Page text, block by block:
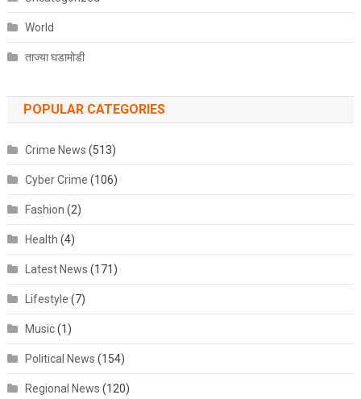
World
ताज्या घडामोडी
POPULAR CATEGORIES
Crime News (513)
Cyber Crime (106)
Fashion (2)
Health (4)
Latest News (171)
Lifestyle (7)
Music(1)
Political News (154)
Regional News (120)